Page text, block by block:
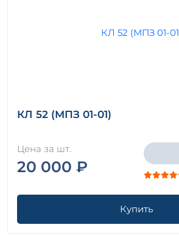
КЛ 52 (МПЗ 01-01)
Цена за шт.
20 000 ₽
Купить